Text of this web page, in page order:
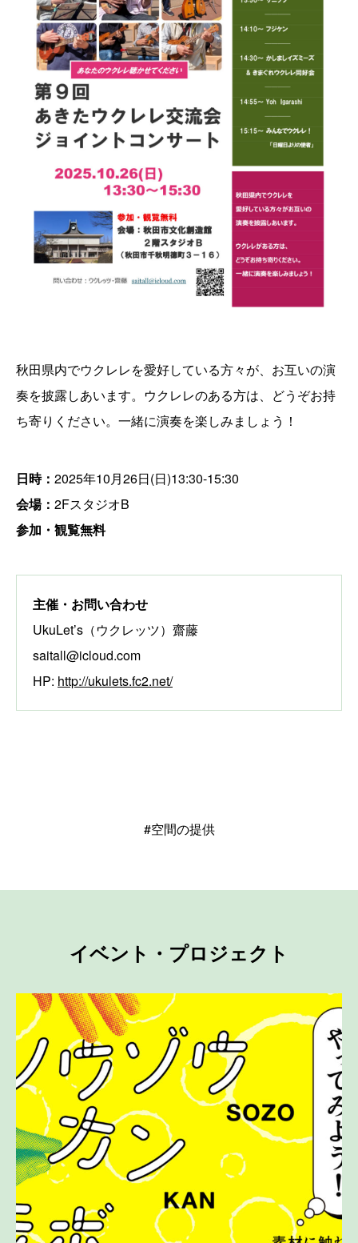
秋田県内でウクレレを愛好している方々が、お互いの演
奏を披露しあいます。ウクレレのある方は、どうぞお持
ち寄りください。一緒に演奏を楽しみましょう！
日時： 2025年10月26日(日)13:30-15:30
会場： 2FスタジオB
参加・観覧無料
主催 ・お問い合わせ
UkuLet’s（ウクレッツ）齋藤
saitall@icloud.com
HP: http://ukulets.fc2.net/
#空間の提供
イベント・プロジェクト